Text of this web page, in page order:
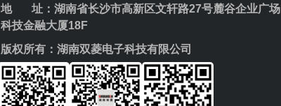
地 址：湖南省长沙市高新区文轩路27号麓谷企业广场
科技金融大厦18F
版权所有：湖南双菱电子科技有限公司